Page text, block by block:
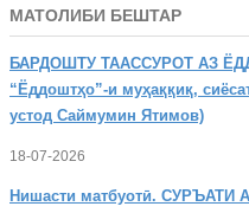
МАТОЛИБИ БЕШТАР
БАРДОШТУ ТААССУРОТ АЗ
“Ёддоштҳо”-и муҳаққиқ,
устод Саймумин Ятимов)
18-07-2026
Нишасти матбуотӣ.